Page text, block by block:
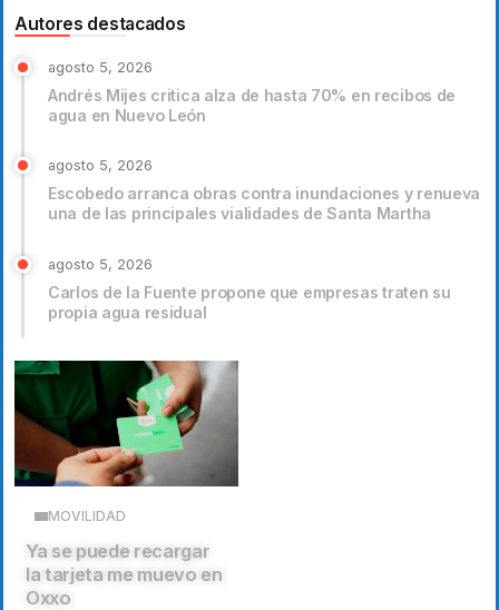
Autores destacados
agosto 5, 2026
Andrés Mijes critica alza de hasta 70% en recibos de
agua en Nuevo León
agosto 5, 2026
Escobedo arranca obras contra inundaciones y renueva
una de las principales vialidades de Santa Martha
agosto 5, 2026
Carlos de la Fuente propone que empresas traten su
propia agua residual
MOVILIDAD
Ya se puede recargar
la tarjeta me muevo en
Oxxo